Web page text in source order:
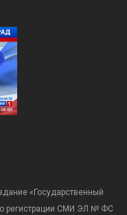
«Государственный
о регистрации СМИ ЭЛ № ФС